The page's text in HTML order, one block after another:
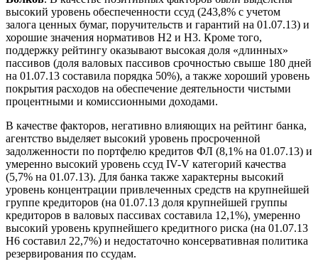
высокий уровень обеспеченности ссуд (243,8% с учетом
залога ценных бумаг, поручительств и гарантий на 01.07.13) и
хорошие значения нормативов Н2 и Н3. Кроме того,
поддержку рейтингу оказывают высокая доля «длинных»
пассивов (доля валовых пассивов срочностью свыше 180 дней
на 01.07.13 составила порядка 50%), а также хороший уровень
покрытия расходов на обеспечение деятельности чистыми
процентными и комиссионными доходами.
В качестве факторов, негативно влияющих на рейтинг банка,
агентство выделяет высокий уровень просроченной
задолженности по портфелю кредитов ФЛ (8,1% на 01.07.13) и
умеренно высокий уровень ссуд IV-V категорий качества
(5,7% на 01.07.13). Для банка также характерны высокий
уровень концентрации привлеченных средств на крупнейшей
группе кредиторов (на 01.07.13 доля крупнейшей группы
кредиторов в валовых пассивах составила 12,1%), умеренно
высокий уровень крупнейшего кредитного риска (на 01.07.13
Н6 составил 22,7%) и недостаточно консервативная политика
резервирования по ссудам.